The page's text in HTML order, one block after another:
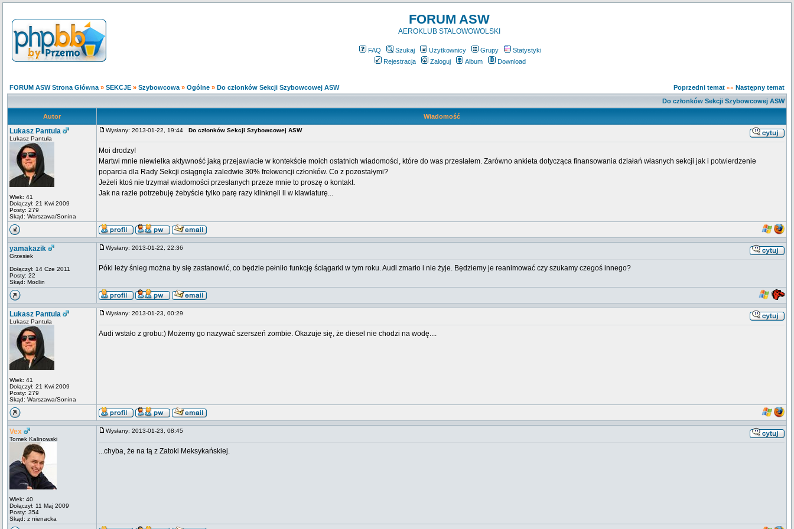
FORUM ASW
AEROKLUB STALOWOWOLSKI
FAQ Szukaj Użytkownicy Grupy
Statystyki
Rejestracja
Zaloguj Album Download
FORUM ASW Strona Główna » SEKCJE » Szybowcowa » Ogólne » Do członków Sekcji Szybowcowej ASW Poprzedni temat «» Następny temat
Do członków Sekcji Szybowcowej ASW
Autor Wiadomość
Lukasz Pantula
Lukasz Pantula
Wiek: 41
Dołączył: 21 Kwi 2009
Posty: 279
Skąd: Warszawa/Sonina
Wysłany: 2013-01-22, 19:44 Do członków Sekcji Szybowcowej ASW
Moi drodzy!
Martwi mnie niewielka aktywność jaką przejawiacie w kontekście moich ostatnich wiadomości, które do was przesłałem. Zarówno ankieta dotycząca finansowania działań własnych sekcji jak i potwierdzenie
poparcia dla Rady Sekcji osiągnęła zaledwie 30% frekwencji członków. Co z pozostałymi?
Jeżeli ktoś nie trzymał wiadomości przesłanych przeze mnie to proszę o kontakt.
Jak na razie potrzebuję żebyście tylko parę razy klinknęli li w klawiaturę...
yamakazik
Grzesiek
Dołączył: 14 Cze 2011
Posty: 22
Skąd: Modlin
Wysłany: 2013-01-22, 22:36
Póki leży śnieg można by się zastanowić, co będzie pełniło funkcję ściągarki w tym roku. Audi zmarło i nie żyje. Będziemy je reanimować czy szukamy czegoś innego?
Lukasz Pantula
Lukasz Pantula
Wiek: 41
Dołączył: 21 Kwi 2009
Posty: 279
Skąd: Warszawa/Sonina
Wysłany: 2013-01-23, 00:29
Audi wstało z grobu:) Możemy go nazywać szerszeń zombie. Okazuje się, że diesel nie chodzi na wodę....
Vex
Tomek Kalinowski
Wiek: 40
Dołączył: 11 Maj 2009
Posty: 354
Skąd: z nienacka
Wysłany: 2013-01-23, 08:45
...chyba, że na tą z Zatoki Meksykańskiej.